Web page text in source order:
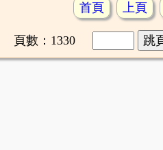
首頁 上頁
頁數：1330